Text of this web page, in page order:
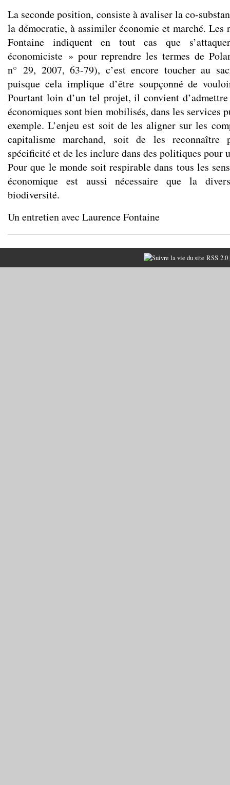
La seconde position, consiste à avaliser la co-
la démocratie, à assimiler économie et marché. Les
Fontaine indiquent en tout cas que
économiciste » pour reprendre les termes de
n° 29, 2007, 63-79), c’est encore toucher au
puisque cela implique d’être soupçonné de
Pourtant loin d’un tel projet, il convient d’admettre
économiques sont bien mobilisés, dans les services
exemple. L’enjeu est soit de les aligner sur les
capitalisme marchand, soit de les reconnaître
spécificité et de les inclure dans des politiques pour
Pour que le monde soit respirable dans tous les
économique est aussi nécessaire que la
biodiversité.
Un entretien avec Laurence Fontaine
RSS 2.0